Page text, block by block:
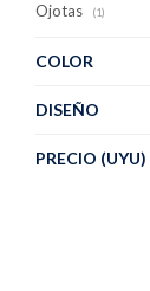
Ojotas (1)
PRECIO (UYU)
COLOR
DISEÑO